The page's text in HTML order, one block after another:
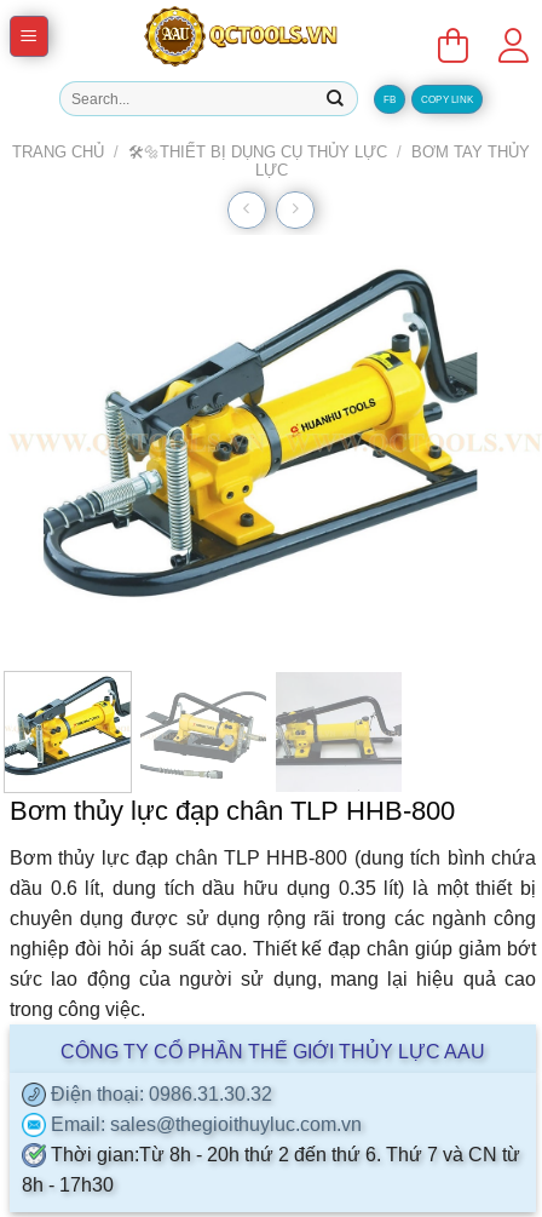
Skip
Tìm
kiếm:
FB COPY LINK
TRANG CHỦ / 🛠️🔩THIẾT BỊ DỤNG CỤ THỦY LỰC /
BƠM TAY THỦY
LỰC
Bơm thủy lực đạp chân TLP HHB-800
Bơm thủy lực đạp chân TLP HHB-800 (dung tích bình chứa
dầu 0.6 lít, dung tích dầu hữu dụng 0.35 lít) là một thiết bị
chuyên dụng được sử dụng rộng rãi trong các ngành công
nghiệp đòi hỏi áp suất cao. Thiết kế đạp chân giúp giảm bớt
sức lao động của người sử dụng, mang lại hiệu quả cao
trong công việc.
CÔNG TY CỔ PHẦN THẾ GIỚI THỦY LỰC AAU
Điện thoại: 0986.31.30.32
Email : sales@thegioithuyluc.com.vn
Thời gian:Từ 8h - 20h thứ 2 đến thứ 6. Thứ 7 và CN từ
8h - 17h30